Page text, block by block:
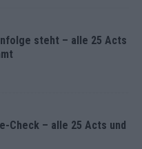
steht – alle 25 Acts
Check – alle 25 Acts und